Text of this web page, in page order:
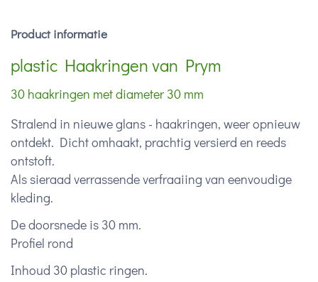
Product informatie
plastic Haakringen van Prym
30 haakringen met diameter 30 mm
Stralend in nieuwe glans - haakringen, weer opnieuw
ontdekt. Dicht omhaakt, prachtig versierd en reeds
ontstoft.
Als sieraad verrassende verfraaiing van eenvoudige
kleding.
De doorsnede is 30 mm.
Profiel rond
Inhoud 30 plastic ringen.